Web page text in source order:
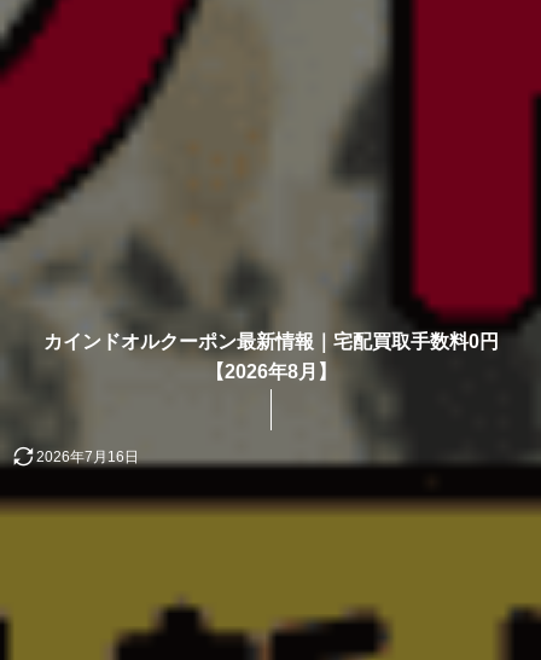
カインドオルクーポン最新情報｜宅配買取手数料0円
【2026年8月】
2026年7月16日